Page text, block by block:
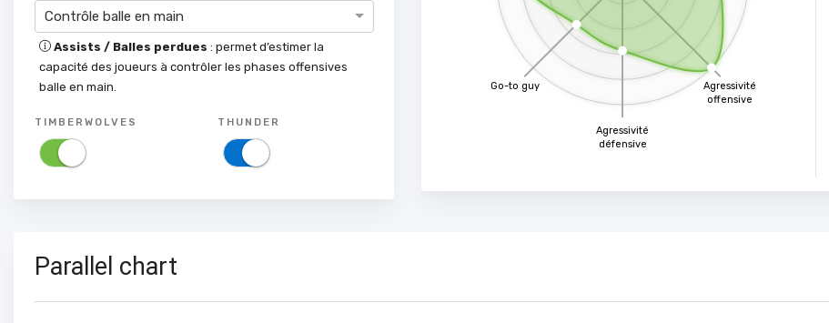
Contrôle balle en main
Assists / Balles perdues : permet d’estimer la
capacité des joueurs à contrôler les phases offensives
balle en main.
TIMBERWOLVES THUNDER
Agressivité
offensive
Agressivité
défensive
Go-to guy
Parallel chart